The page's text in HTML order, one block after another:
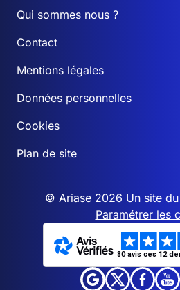
Qui sommes nous ?
Contact
Mentions légales
Données personnelles
Cookies
Plan de site
© Ariase 2026 Un site
Paramétrer les
80 avis ces 12